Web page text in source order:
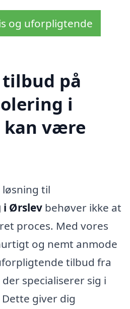
og uforpligtende
tilbud på
i
kan være
til
i Ørslev behøver ikke at
proces. Med vores
og nemt anmode
tilbud fra
specialiserer sig i
giver dig